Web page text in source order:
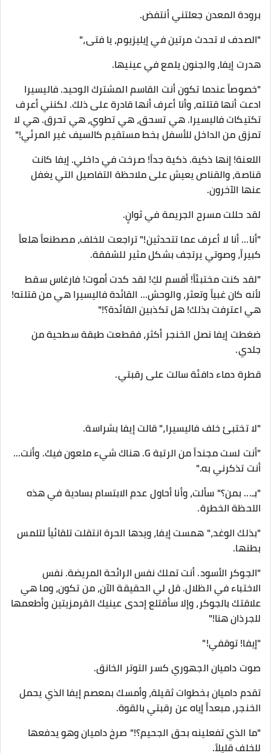
برودة المعدن جعلتني أنتفض.
​"الصدف لا تحدث مرتين في إيليزيوم، يا فتى،"
هدرت إيفا، والجنون يلمع في عينيها.
"خصوصاً عندما تكون أنت القاسم المشترك الوحيد. فاليسيرا
ادعت أنها قتلته، وأنا أعرف أنها قادرة على ذلك. لكنني أعرف
تكتيكات فاليسيرا. هي تسحق، هي تطوي، هي تحرق. هي لا
تمزق من الداخل للأسفل بخط مستقيم كالسيف غير المرئي!"
​اللعنة! إنها ذكية. ذكية جداً! صرخت في داخلي. إيفا كانت
قناصة، والقناص يعيش على ملاحظة التفاصيل التي يغفل
عنها الآخرون.
لقد حللت مسرح الجريمة في ثوانٍ.
​"أنا... أنا لا أعرف عما تتحدثين!" تراجعت للخلف، مصطنعاً هلعاً
كبيراً، وصوتي يرتجف بشكل مثير للشفقة.
"لقد كنت مختبئاً! أقسم لكِ! لقد كدت أموت! فارغاس سقط
لأنه كان غبياً وتعثر، والوحش... القائدة فاليسيرا هي من قتلته!
هي اعترفت بذلك! هل تكذبين القائدة؟!"
​ضغطت إيفا نصل الخنجر أكثر، فقطعت طبقة سطحية من
جلدي.
قطرة دماء دافئة سالت على رقبتي.
​"لا تختبئ خلف فاليسيرا،" قالت إيفا بشراسة.
"أنت لست مجنداً من الرتبة G. هناك شيء ملعون فيك. وأنت...
أنت تذكرني به."
​"بـ... بمن؟" سألت، وأنا أحاول عدم الابتسام بسادية في هذه
اللحظة الخطرة.
​"بذلك الوغد،" همست إيفا، ويدها الحرة انتقلت تلقائياً لتلمس
بطنها.
"الجوكر الأسود. أنت تملك نفس الرائحة المريضة. نفس
الاختباء في الظلال. قل لي الحقيقة الآن، من تكون، وما هي
علاقتك بالجوكر، وإلا سأقتلع إحدى عينيك القرمزيتين وأطعمها
للجرذان هنا!"
​"إيفا! توقفي!"
​صوت داميان الجهوري كسر التوتر الخانق.
​تقدم داميان بخطوات ثقيلة، وأمسك بمعصم إيفا الذي يحمل
الخنجر، مبعداً إياه عن رقبتي بالقوة.
​"ما الذي تفعلينه بحق الجحيم؟!" صرخ داميان وهو يدفعها
للخلف قليلاً.